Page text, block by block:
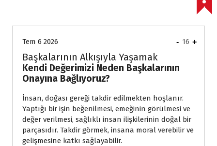
Tem 6 2026
Başkalarının Alkışıyla Yaşamak
Kendi Değerimizi Neden Başkalarının
Onayına Bağlıyoruz?
İnsan, doğası gereği takdir edilmekten hoşlanır.
Yaptığı bir işin beğenilmesi, emeğinin görülmesi ve
değer verilmesi, sağlıklı insan ilişkilerinin doğal bir
parçasıdır. Takdir görmek, insana moral verebilir ve
gelişmesine katkı sağlayabilir.
- 16 +